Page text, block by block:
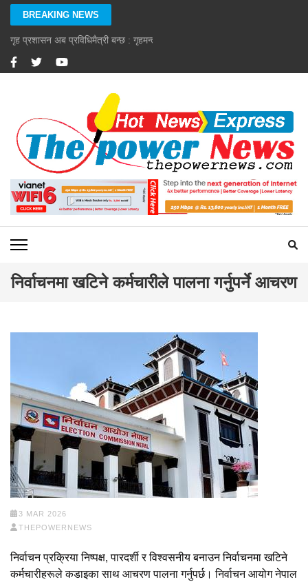
Skip
content
(Press
Enter)
BREAKING NEWS
गृह प्रशासन अब प्रविधिमैत्री बन्छ : गृहमन्त्री गुरुङ
निर्वाचनमा खटिने कर्मचारीले पालना गर्नुपर्ने आचरण
3 MAR 2026
THEPOWERNEWS
निर्वाचन प्रक्रिया निष्पक्ष, पारदर्शी र विश्वसनीय बनाउन निर्वाचनमा खटिने
कर्मचारीहरूले कडाइका साथ आचरण पालना गर्नुपर्छ।निर्वाचन आयोग नेपाल